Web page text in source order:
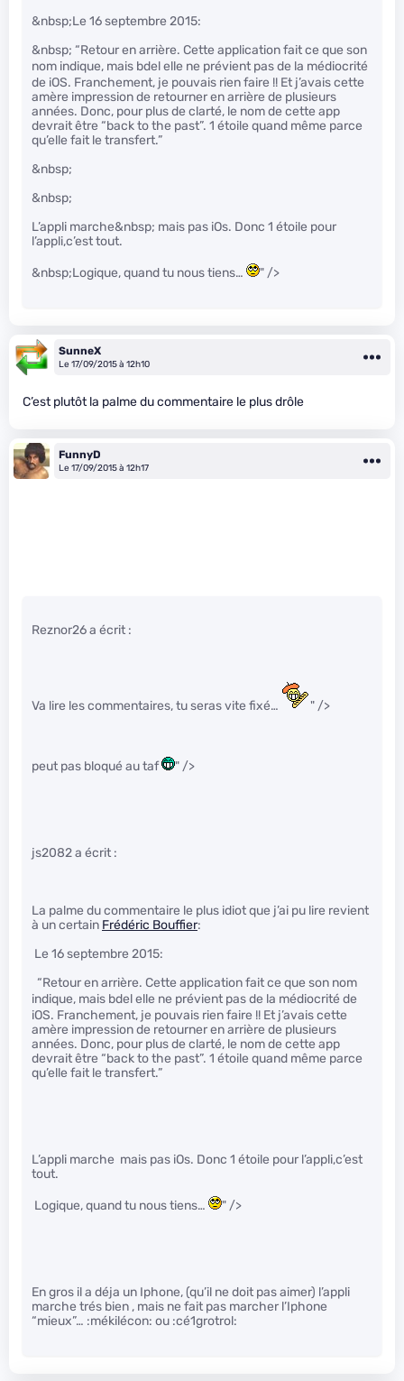
&nbsp;Le 16 septembre 2015:
&nbsp; “Retour en arrière. Cette application fait ce que son
nom indique, mais bdel elle ne prévient pas de la médiocrité
de iOS. Franchement, je pouvais rien faire !! Et j’avais cette
amère impression de retourner en arrière de plusieurs
années. Donc, pour plus de clarté, le nom de cette app
devrait être “back to the past”. 1 étoile quand même parce
qu’elle fait le transfert.”
&nbsp;
&nbsp;
L’appli marche&nbsp; mais pas iOs. Donc 1 étoile pour
l’appli,c’est tout.
&nbsp;Logique, quand tu nous tiens… " />
SunneX
Le 17/09/2015 à 12h10
C’est plutôt la palme du commentaire le plus drôle
FunnyD
Le 17/09/2015 à 12h17
Reznor26 a écrit :
Va lire les commentaires, tu seras vite fixé… " />
peut pas bloqué au taf " />
js2082 a écrit :
La palme du commentaire le plus idiot que j’ai pu lire revient
à un certain Frédéric Bouffier:
Le 16 septembre 2015:
“Retour en arrière. Cette application fait ce que son nom
indique, mais bdel elle ne prévient pas de la médiocrité de
iOS. Franchement, je pouvais rien faire !! Et j’avais cette
amère impression de retourner en arrière de plusieurs
années. Donc, pour plus de clarté, le nom de cette app
devrait être “back to the past”. 1 étoile quand même parce
qu’elle fait le transfert.”
L’appli marche mais pas iOs. Donc 1 étoile pour l’appli,c’est
tout.
Logique, quand tu nous tiens… " />
En gros il a déja un Iphone, (qu’il ne doit pas aimer) l’appli
marche trés bien , mais ne fait pas marcher l’Iphone
“mieux”… :mékilécon: ou :cé1grotrol: